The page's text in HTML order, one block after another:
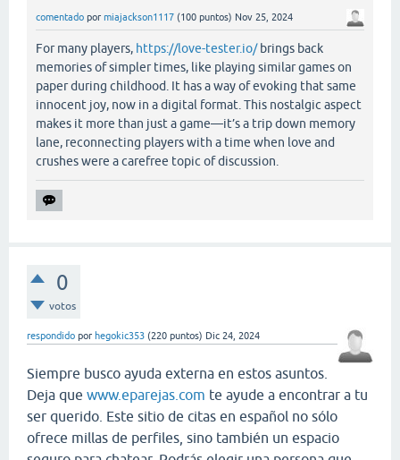
comentado por miajackson1117 (100 puntos) Nov 25, 2024
For many players, https://love-tester.io/brings back
memories of simpler times, like playing similar games on
paper during childhood. It has a way of evoking that same
innocent joy, now in a digital format. This nostalgic aspect
makes it more than just a game—it’s a trip down memory
lane, reconnecting players with a time when love and
crushes were a carefree topic of discussion.
0
votos
respondido por hegokic353 (220 puntos) Dic 24, 2024
Siempre busco ayuda externa en estos asuntos.
Deja que www.eparejas.com te ayude a encontrar a tu
ser querido. Este sitio de citas en español no sólo
ofrece millas de perfiles, sino también un espacio